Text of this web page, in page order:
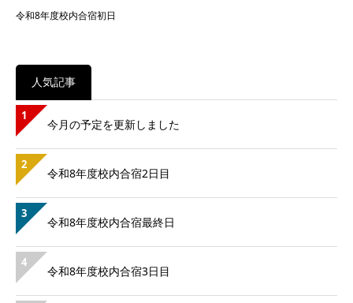
令和8年度校内合宿初日
人気記事
1
今月の予定を更新しました
2
令和8年度校内合宿2日目
3
令和8年度校内合宿最終日
4
令和8年度校内合宿3日目